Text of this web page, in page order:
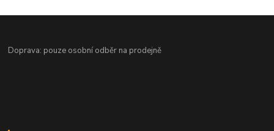
Doprava: pouze osobní odběr na prodejně